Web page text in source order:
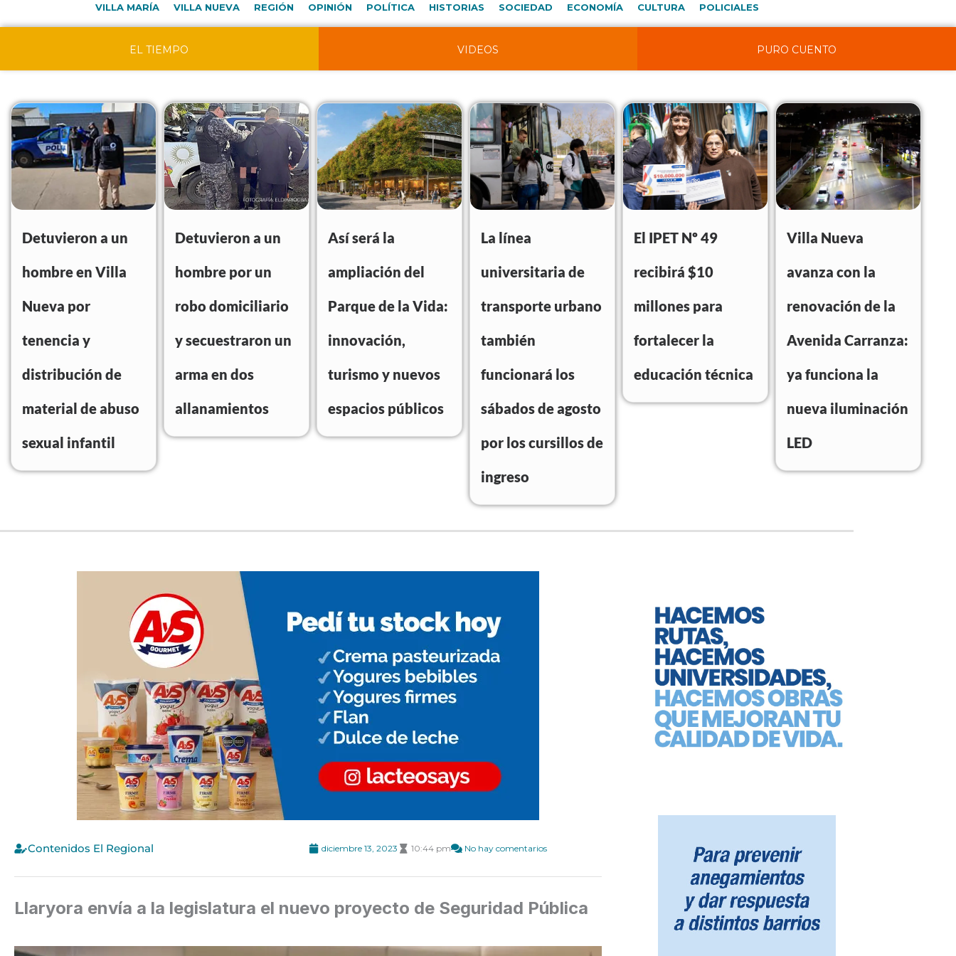
VILLA MARÍA VILLA NUEVA REGIÓN OPINIÓN POLÍTICA HISTORIAS SOCIEDAD ECONOMÍA CULTURA POLICIALES
EL TIEMPO VIDEOS PURO CUENTO
Detuvieron a un
hombre en Villa
Nueva por
tenencia y
distribución de
material de abuso
sexual infantil
Detuvieron a un
hombre por un
robo domiciliario
y secuestraron un
arma en dos
allanamientos
Así será la
ampliación del
Parque de la Vida:
innovación,
turismo y nuevos
espacios públicos
La línea
universitaria de
transporte urbano
también
funcionará los
sábados de agosto
por los cursillos de
ingreso
El IPET Nº 49
recibirá $10
millones para
fortalecer la
educación técnica
Villa Nueva
avanza con la
renovación de la
Avenida Carranza:
ya funciona la
nueva iluminación
LED
Contenidos El Regional diciembre 13, 2023 10:44 pm No hay comentarios
Llaryora envía a la legislatura el nuevo proyecto de Seguridad Pública